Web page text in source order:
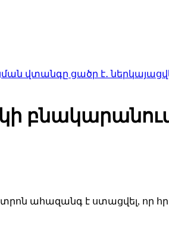
է․ ներկայացվել է
ահազանգ է ստացվել, որ